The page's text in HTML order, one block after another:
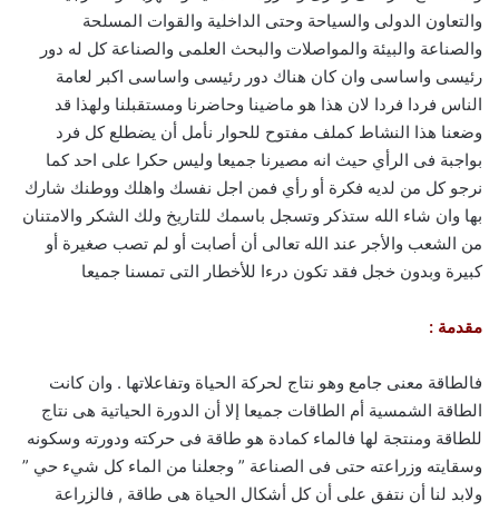
والتعاون الدولى والسياحة وحتى الداخلية والقوات المسلحة
والصناعة والبيئة والمواصلات والبحث العلمى والصناعة كل له دور
رئيسى واساسى وان كان هناك دور رئيسى واساسى اكبر لعامة
الناس فردا فردا لان هذا هو ماضينا وحاضرنا ومستقبلنا ولهذا قد
وضعنا هذا النشاط كملف مفتوح للحوار نأمل أن يضطلع كل فرد
بواجبة فى الرأي حيث انه مصيرنا جميعا وليس حكرا على احد كما
نرجو كل من لديه فكرة أو رأي فمن اجل نفسك واهلك ووطنك شارك
بها وان شاء الله ستذكر وتسجل باسمك للتاريخ ولك الشكر والامتنان
من الشعب والأجر عند الله تعالى أن أصابت أو لم تصب صغيرة أو
كبيرة وبدون خجل فقد تكون درءا للأخطار التى تمسنا جميعا
مقدمة :
فالطاقة معنى جامع وهو نتاج لحركة الحياة وتفاعلاتها . وان كانت
الطاقة الشمسية أم الطاقات جميعا إلا أن الدورة الحياتية هى نتاج
للطاقة ومنتجة لها فالماء كمادة هو طاقة فى حركته ودورته وسكونه
وسقايته وزراعته حتى فى الصناعة ” وجعلنا من الماء كل شيء حي ”
ولابد لنا أن نتفق على أن كل أشكال الحياة هى طاقة , فالزراعة